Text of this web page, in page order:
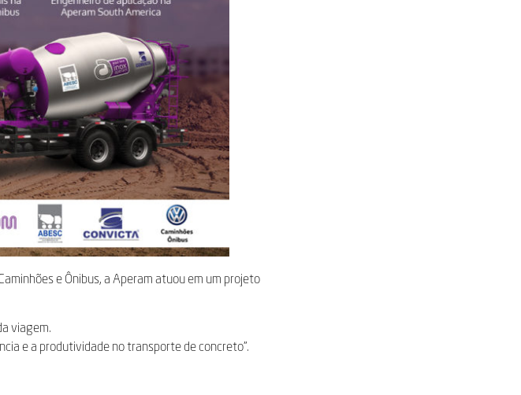
e Ônibus, a Aperam atuou em um projeto
viagem.
e a produtividade no transporte de concreto”.